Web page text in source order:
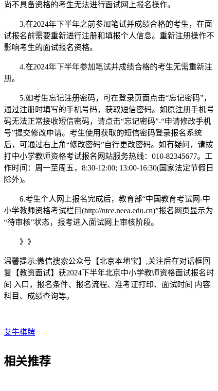
尚不具备资格的考生无法进行面试网上报名操作。
3.在2024年下半年之前参加笔试并成绩合格的考生，在面
试报名前需要重新进行注册和填报个人信息。重新注册操作不
影响考生的面试报名资格。
4.在2024年下半年参加笔试并成绩合格的考生无需重新注
册。
5.如考生忘记注册密码，可在登录页面点击“忘记密码”，
通过注册时填写的手机号码，获取短信密码。如原注册手机号
码无法正常接收短信密码，请点击“忘记密码”-“申请修改手机
号”提交修改申请。考生使用获取的短信密码登录报名系统
后，可通过右上角“修改密码”自行更改密码。如有疑问，请拨
打中小学教师资格考试报名网站服务热线：010-82345677。工
作时间：周一至周五，8:30-12:00; 13:00-16:30(国家法定节假日
除外)。
6.考生个人网上报名完成后，教育部“中国教育考试网-中
小学教师资格考试栏目(http://ntce.neea.edu.cn)”报名网页显示为
“待审核”状态，报考进入面试网上审核阶段。
》》
温馨提示:微信搜索公众号【北京本地宝】,关注后在对话框回
复【教资面试】获2024下半年北京中小学教师资格面试报名时
间 入口，报名条件、报名流程、准考证打印、面试时间 内容
科目、成绩查询等。
艾牛棋牌
相关推荐